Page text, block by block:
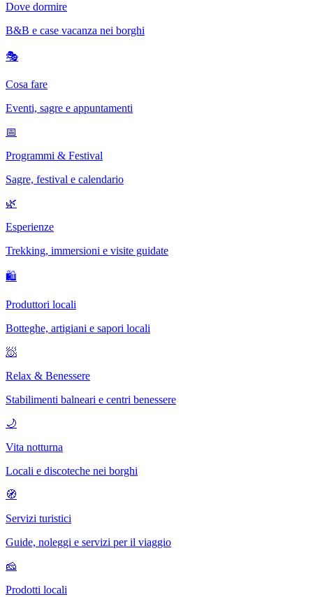
Dove dormire
B&B e case vacanza nei borghi
🎭
Cosa fare
Eventi, sagre e appuntamenti
📅
Programmi & Festival
Sagre, festival e calendario
🌿
Esperienze
Trekking, immersioni e visite guidate
🛍
Produttori locali
Botteghe, artigiani e sapori locali
🧖
Relax & Benessere
Stabilimenti balneari e centri benessere
🌙
Vita notturna
Locali e discoteche nei borghi
🧭
Servizi turistici
Guide, noleggi e servizi per il viaggio
🧀
Prodotti locali